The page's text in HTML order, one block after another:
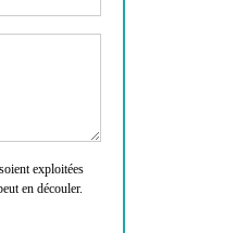
exploitées
en découler.